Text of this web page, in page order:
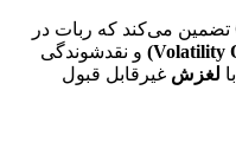
تضمین می‌کند که ربات در
و نقدشوندگی
لغزش غیرقابل قبول